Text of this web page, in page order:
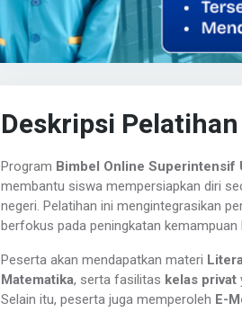
Deskripsi Pelatihan
Program Bimbel Online Superintensif
membantu siswa mempersiapkan diri
negeri. Pelatihan ini mengintegrasikan
berfokus pada peningkatan
Peserta akan mendapatkan materi
Matematika, serta fasilitas kelas privat
Selain itu, peserta juga memperoleh E-